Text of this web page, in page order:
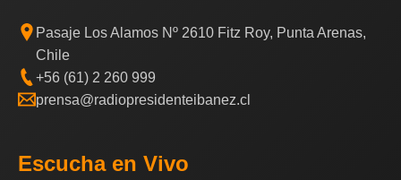
Pasaje Los Alamos Nº 2610 Fitz Roy, Punta Arenas,
Chile
+56 (61) 2 260 999
prensa@radiopresidenteibanez.cl
Escucha en Vivo